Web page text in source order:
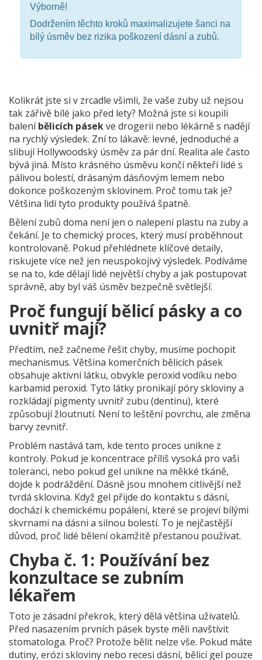
Výborně!
Dodržením těchto kroků maximalizujete šanci na
bílý úsměv bez rizika poškození dásní a zubů.
Kolikrát jste si v zrcadle všimli, že vaše zuby už nejsou
tak zářivě bílé jako před lety? Možná jste si koupili
baleníbělicích pásekve drogerii nebo lékárně s nadějí
na rychlý výsledek. Zní to lákavě: levné, jednoduché a
slibují Hollywoodský úsměv za pár dní. Realita ale často
bývá jiná. Místo krásného úsměvu končí někteří lidé s
pálivou bolestí, drásaným dásňovým lemem nebo
dokonce poškozeným sklovinem. Proč tomu tak je?
Většina lidí tyto produkty používá špatně.
Bělení zubů doma není jen o nalepení plastu na zuby a
čekání. Je to chemický proces, který musí proběhnout
kontrolovaně. Pokud přehlédnete klíčové detaily,
riskujete více než jen neuspokojivý výsledek. Podíváme
se na to, kde dělají lidé největší chyby a jak postupovat
správně, aby byl váš úsměv bezpečně světlejší.
Proč fungují bělicí pásky a co
uvnitř mají?
Předtím, než začneme řešit chyby, musíme pochopit
mechanismus. Většina komerčních bělicích pásek
obsahuje aktivní látku, obvykle peroxid vodíku nebo
karbamid peroxid. Tyto látky pronikají póry skloviny a
rozkládají pigmenty uvnitř zubu (dentinu), které
způsobují žloutnutí. Není to leštění povrchu, ale změna
barvy zevnitř.
Problém nastává tam, kde tento proces unikne z
kontroly. Pokud je koncentrace příliš vysoká pro vaši
toleranci, nebo pokud gel unikne na měkké tkáně,
dojde k podráždění. Dásně jsou mnohem citlivější než
tvrdá sklovina. Když gel přijde do kontaktu s dásní,
dochází k chemickému popálení, které se projeví bílými
skvrnami na dásni a silnou bolestí. To je nejčastější
důvod, proč lidé bělení okamžitě přestanou používat.
Chyba č. 1: Používání bez
konzultace se zubním
lékařem
Toto je zásadní překrok, který dělá většina uživatelů.
Před nasazením prvních pásek byste měli navštívit
stomatologa. Proč? Protože bělit nelze vše. Pokud máte
dutiny, erózi skloviny nebo recesi dásní, bělicí gel pouze